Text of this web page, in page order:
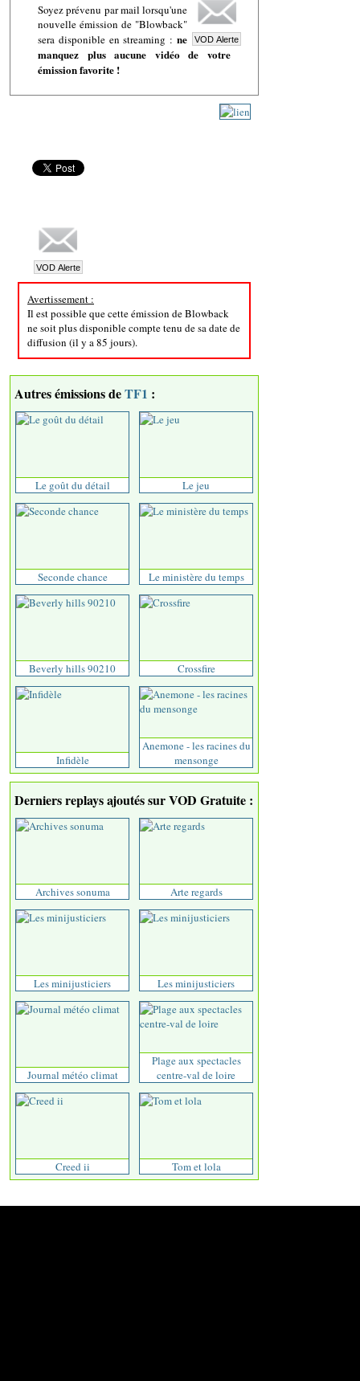
Soyez prévenu par mail lorsqu'une
nouvelle émission de "Blowback"
sera disponible en streaming : ne
manquez plus aucune vidéo de votre
émission favorite !
Avertissement :
Il est possible que cette émission de Blowback
ne soit plus disponible compte tenu de sa date de
diffusion (il y a 85 jours).
Autres émissions deTF1 :
Le goût du détail Le jeu
Seconde chance Le ministère du temps
Beverly hills 90210 Crossfire
Infidèle
Anemone - les racines du
mensonge
Derniers replays ajoutés sur VOD Gratuite :
Archives sonuma Arte regards
Les minijusticiers Les minijusticiers
Journal météo climat
Plage aux spectacles
centre-val de loire
Creed ii Tom et lola